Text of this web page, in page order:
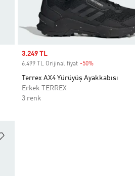
Sale price
3.249 TL
6.499 TL Orijinal fiyat -50%Discount
Terrex AX4 Yürüyüş Ayakkabısı
Erkek TERREX
3 renk